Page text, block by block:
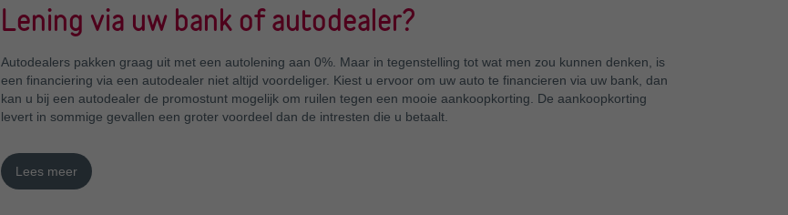
Lening via uw bank of autodealer?
Autodealers pakken graag uit met een autolening aan 0%. Maar in tegenstelling tot wat men zou kunnen denken, is
een financiering via een autodealer niet altijd voordeliger. Kiest u ervoor om uw auto te financieren via uw bank, dan
kan u bij een autodealer de promostunt mogelijk om ruilen tegen een mooie aankoopkorting. De aankoopkorting
levert in sommige gevallen een groter voordeel dan de intresten die u betaalt.
Lees meer